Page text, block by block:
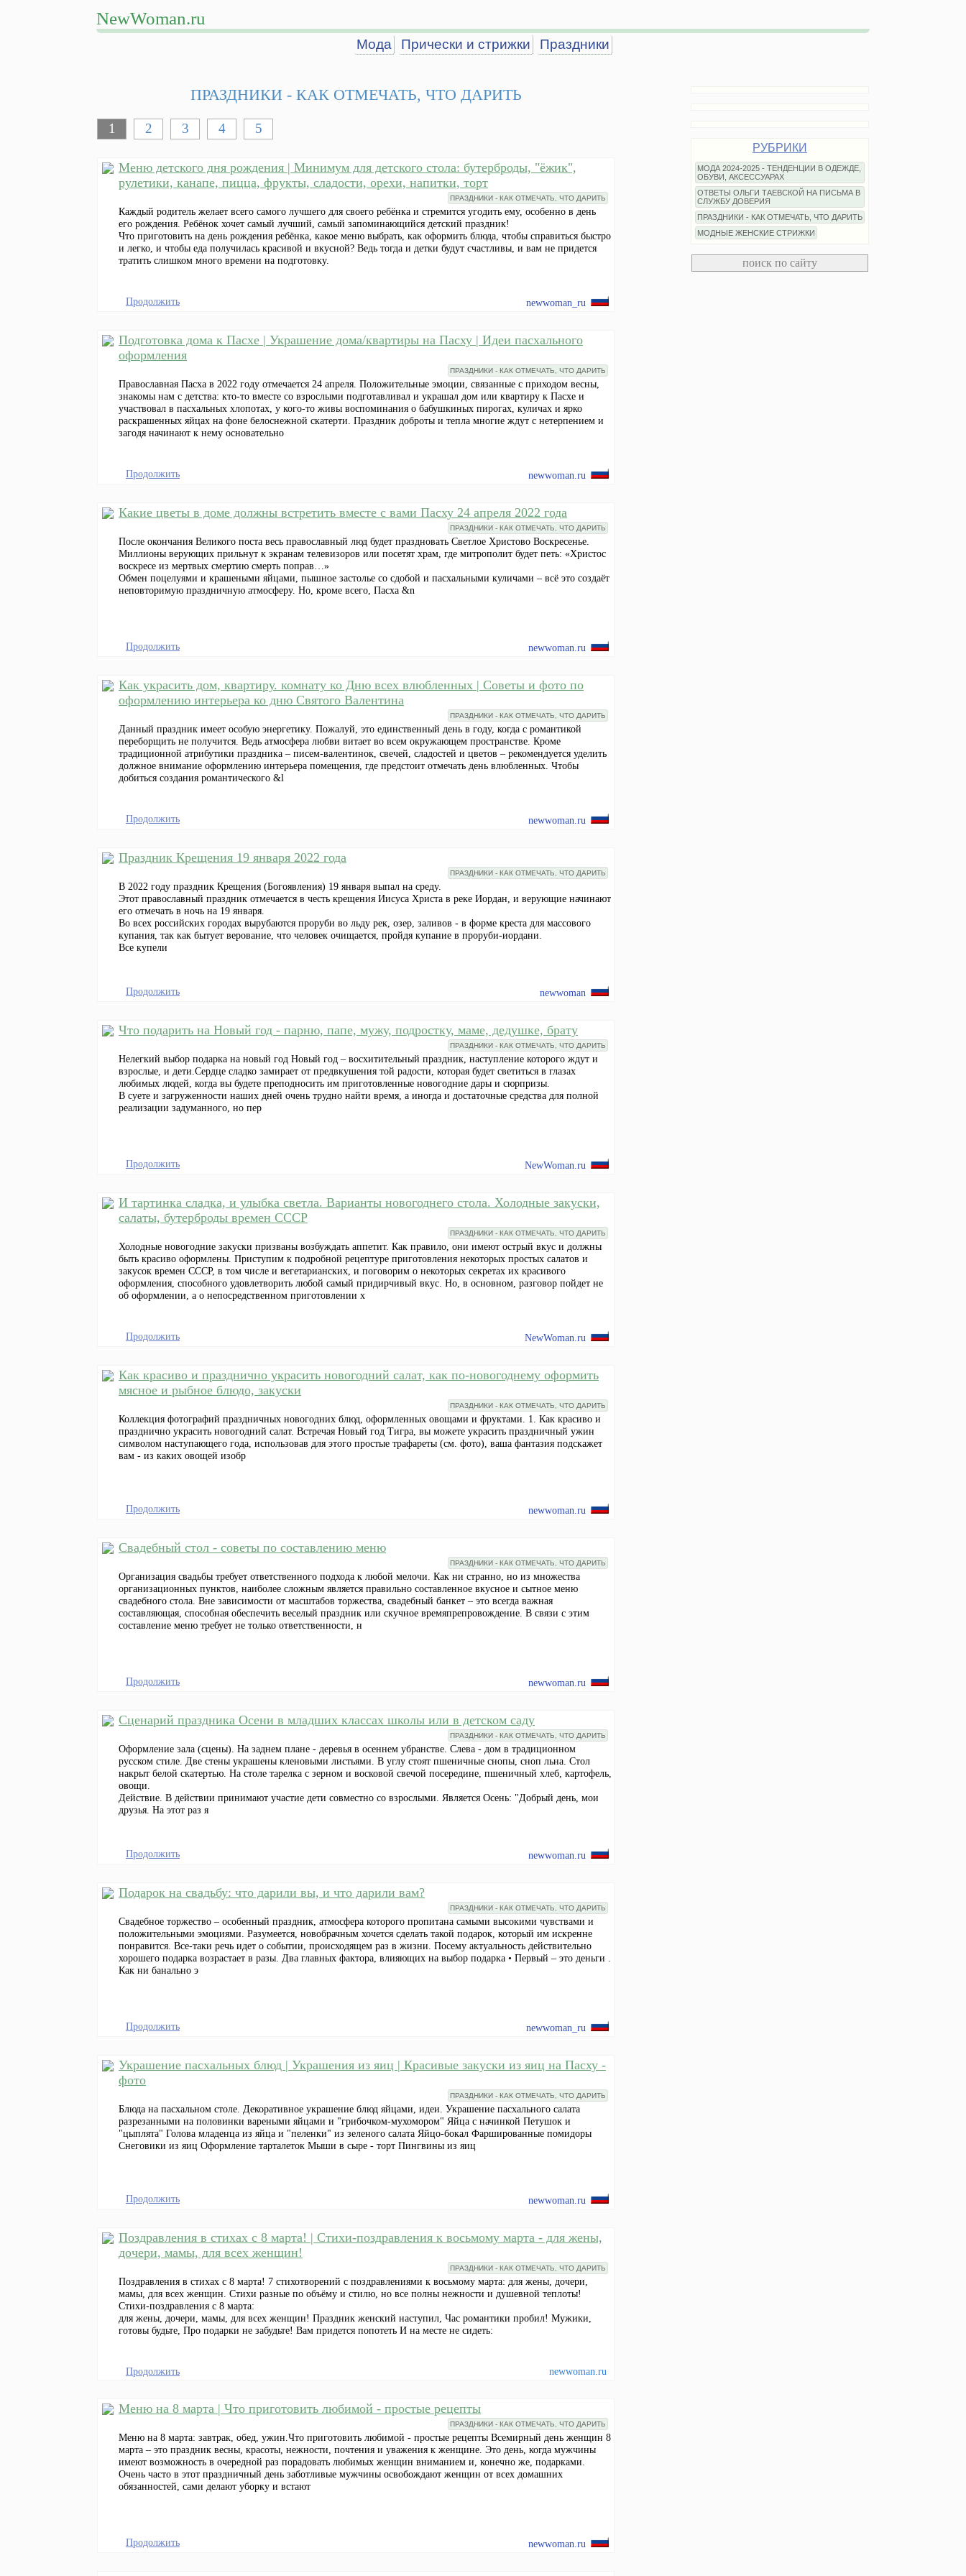
NewWoman.ru
Мода Прически и стрижки Праздники
ПРАЗДНИКИ - КАК ОТМЕЧАТЬ, ЧТО ДАРИТЬ
1 2 3 4 5
Меню детского дня рождения | Минимум для детского стола: бутерброды, "ёжик",
рулетики, канапе, пицца, фрукты, сладости, орехи, напитки, торт
ПРАЗДНИКИ - КАК ОТМЕЧАТЬ, ЧТО ДАРИТЬ
Каждый родитель желает всего самого лучшего для своего ребёнка и стремится угодить ему, особенно в день
его рождения. Ребёнок хочет самый лучший, самый запоминающийся детский праздник!
Что приготовить на день рождения ребёнка, какое меню выбрать, как оформить блюда, чтобы справиться быстро
и легко, и чтобы еда получилась красивой и вкусной? Ведь тогда и детки будут счастливы, и вам не придется
тратить слишком много времени на подготовку.
Продолжить newwoman_ru
Подготовка дома к Пасхе | Украшение дома/квартиры на Пасху | Идеи пасхального
оформления
ПРАЗДНИКИ - КАК ОТМЕЧАТЬ, ЧТО ДАРИТЬ
Православная Пасха в 2022 году отмечается 24 апреля. Положительные эмоции, связанные с приходом весны,
знакомы нам с детства: кто-то вместе со взрослыми подготавливал и украшал дом или квартиру к Пасхе и
участвовал в пасхальных хлопотах, у кого-то живы воспоминания о бабушкиных пирогах, куличах и ярко
раскрашенных яйцах на фоне белоснежной скатерти. Праздник доброты и тепла многие ждут с нетерпением и
загодя начинают к нему основательно
Продолжить newwoman.ru
Какие цветы в доме должны встретить вместе с вами Пасху 24 апреля 2022 года
ПРАЗДНИКИ - КАК ОТМЕЧАТЬ, ЧТО ДАРИТЬ
После окончания Великого поста весь православный люд будет праздновать Светлое Христово Воскресенье.
Миллионы верующих прильнут к экранам телевизоров или посетят храм, где митрополит будет петь: «Христос
воскресе из мертвых смертию смерть поправ…»
Обмен поцелуями и крашеными яйцами, пышное застолье со сдобой и пасхальными куличами – всё это создаёт
неповторимую праздничную атмосферу. Но, кроме всего, Пасха &n
Продолжить newwoman.ru
Как украсить дом, квартиру. комнату ко Дню всех влюбленных | Советы и фото по
оформлению интерьера ко дню Святого Валентина
ПРАЗДНИКИ - КАК ОТМЕЧАТЬ, ЧТО ДАРИТЬ
Данный праздник имеет особую энергетику. Пожалуй, это единственный день в году, когда с романтикой
переборщить не получится. Ведь атмосфера любви витает во всем окружающем пространстве. Кроме
традиционной атрибутики праздника – писем-валентинок, свечей, сладостей и цветов – рекомендуется уделить
должное внимание оформлению интерьера помещения, где предстоит отмечать день влюбленных. Чтобы
добиться создания романтического &l
Продолжить newwoman.ru
Праздник Крещения 19 января 2022 года
ПРАЗДНИКИ - КАК ОТМЕЧАТЬ, ЧТО ДАРИТЬ
В 2022 году праздник Крещения (Богоявления) 19 января выпал на среду.
Этот православный праздник отмечается в честь крещения Иисуса Христа в реке Иордан, и верующие начинают
его отмечать в ночь на 19 января.
Во всех российских городах вырубаются проруби во льду рек, озер, заливов - в форме креста для массового
купания, так как бытует верование, что человек очищается, пройдя купание в проруби-иордани.
Все купели
Продолжить newwoman
Что подарить на Новый год - парню, папе, мужу, подростку, маме, дедушке, брату
ПРАЗДНИКИ - КАК ОТМЕЧАТЬ, ЧТО ДАРИТЬ
Нелегкий выбор подарка на новый год Новый год – восхитительный праздник, наступление которого ждут и
взрослые, и дети.Сердце сладко замирает от предвкушения той радости, которая будет светиться в глазах
любимых людей, когда вы будете преподносить им приготовленные новогодние дары и сюрпризы.
В суете и загруженности наших дней очень трудно найти время, а иногда и достаточные средства для полной
реализации задуманного, но пер
Продолжить NewWoman.ru
И тартинка сладка, и улыбка светла. Варианты новогоднего стола. Холодные закуски,
салаты, бутерброды времен СССР
ПРАЗДНИКИ - КАК ОТМЕЧАТЬ, ЧТО ДАРИТЬ
Холодные новогодние закуски призваны возбуждать аппетит. Как правило, они имеют острый вкус и должны
быть красиво оформлены. Приступим к подробной рецептуре приготовления некоторых простых салатов и
закусок времен СССР, в том числе и вегетарианских, и поговорим о некоторых секретах их красивого
оформления, способного удовлетворить любой самый придирчивый вкус. Но, в основном, разговор пойдет не
об оформлении, а о непосредственном приготовлении х
Продолжить NewWoman.ru
Как красиво и празднично украсить новогодний салат, как по-новогоднему оформить
мясное и рыбное блюдо, закуски
ПРАЗДНИКИ - КАК ОТМЕЧАТЬ, ЧТО ДАРИТЬ
Коллекция фотографий праздничных новогодних блюд, оформленных овощами и фруктами. 1. Как красиво и
празднично украсить новогодний салат. Встречая Новый год Тигра, вы можете украсить праздничный ужин
символом наступающего года, использовав для этого простые трафареты (см. фото), ваша фантазия подскажет
вам - из каких овощей изобр
Продолжить newwoman.ru
Свадебный стол - советы по составлению меню
ПРАЗДНИКИ - КАК ОТМЕЧАТЬ, ЧТО ДАРИТЬ
Организация свадьбы требует ответственного подхода к любой мелочи. Как ни странно, но из множества
организационных пунктов, наиболее сложным является правильно составленное вкусное и сытное меню
свадебного стола. Вне зависимости от масштабов торжества, свадебный банкет – это всегда важная
составляющая, способная обеспечить веселый праздник или скучное времяпрепровождение. В связи с этим
составление меню требует не только ответственности, н
Продолжить newwoman.ru
Сценарий праздника Осени в младших классах школы или в детском саду
ПРАЗДНИКИ - КАК ОТМЕЧАТЬ, ЧТО ДАРИТЬ
Оформление зала (сцены). На заднем плане - деревья в осеннем убранстве. Слева - дом в традиционном
русском стиле. Две стены украшены кленовыми листьями. В углу стоят пшеничные снопы, сноп льна. Стол
накрыт белой скатертью. На столе тарелка с зерном и восковой свечой посередине, пшеничный хлеб, картофель,
овощи.
Действие. В действии принимают участие дети совместно со взрослыми. Является Осень: "Добрый день, мои
друзья. На этот раз я
Продолжить newwoman.ru
Подарок на свадьбу: что дарили вы, и что дарили вам?
ПРАЗДНИКИ - КАК ОТМЕЧАТЬ, ЧТО ДАРИТЬ
Свадебное торжество – особенный праздник, атмосфера которого пропитана самыми высокими чувствами и
положительными эмоциями. Разумеется, новобрачным хочется сделать такой подарок, который им искренне
понравится. Все-таки речь идет о событии, происходящем раз в жизни. Посему актуальность действительно
хорошего подарка возрастает в разы. Два главных фактора, влияющих на выбор подарка • Первый – это деньги .
Как ни банально э
Продолжить newwoman_ru
Украшение пасхальных блюд | Украшения из яиц | Красивые закуски из яиц на Пасху -
фото
ПРАЗДНИКИ - КАК ОТМЕЧАТЬ, ЧТО ДАРИТЬ
Блюда на пасхальном столе. Декоративное украшение блюд яйцами, идеи. Украшение пасхального салата
разрезанными на половинки вареными яйцами и "грибочком-мухомором" Яйца с начинкой Петушок и
"цыплята" Голова младенца из яйца и "пеленки" из зеленого салата Яйцо-бокал Фаршированные помидоры
Снеговики из яиц Оформление тарталеток Мыши в сыре - торт Пингвины из яиц
Продолжить newwoman.ru
Поздравления в стихах с 8 марта! | Стихи-поздравления к восьмому марта - для жены,
дочери, мамы, для всех женщин!
ПРАЗДНИКИ - КАК ОТМЕЧАТЬ, ЧТО ДАРИТЬ
Поздравления в стихах с 8 марта! 7 стихотворений с поздравлениями к восьмому марта: для жены, дочери,
мамы, для всех женщин. Стихи разные по объёму и стилю, но все полны нежности и душевной теплоты!
Стихи-поздравления с 8 марта:
для жены, дочери, мамы, для всех женщин! Праздник женский наступил, Час романтики пробил! Мужики,
готовы будьте, Про подарки не забудьте! Вам придется попотеть И на месте не сидеть:
Продолжить newwoman.ru
Меню на 8 марта | Что приготовить любимой - простые рецепты
ПРАЗДНИКИ - КАК ОТМЕЧАТЬ, ЧТО ДАРИТЬ
Меню на 8 марта: завтрак, обед, ужин.Что приготовить любимой - простые рецепты Всемирный день женщин 8
марта – это праздник весны, красоты, нежности, почтения и уважения к женщине. Это день, когда мужчины
имеют возможность в очередной раз порадовать любимых женщин вниманием и, конечно же, подарками.
Очень часто в этот праздничный день заботливые мужчины освобождают женщин от всех домашних
обязанностей, сами делают уборку и встают
Продолжить newwoman.ru
РУБРИКИ
МОДА 2024-2025 - ТЕНДЕНЦИИ В ОДЕЖДЕ,
ОБУВИ, АКСЕССУАРАХ
ОТВЕТЫ ОЛЬГИ ТАЕВСКОЙ НА ПИСЬМА В
СЛУЖБУ ДОВЕРИЯ
ПРАЗДНИКИ - КАК ОТМЕЧАТЬ, ЧТО ДАРИТЬ
МОДНЫЕ ЖЕНСКИЕ СТРИЖКИ